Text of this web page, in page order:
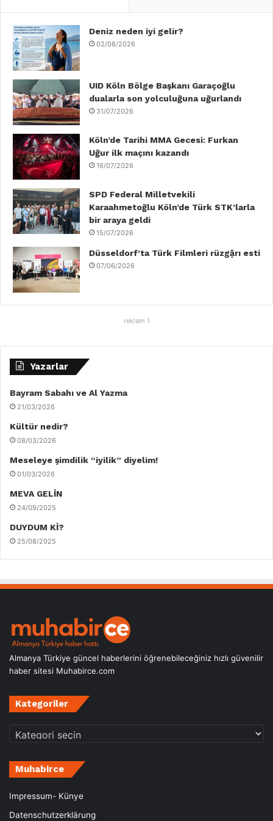
b
o
o
k
t
r
e
I
n
u
e
r
Deniz neden iyi gelir?
02/08/2026
UID Köln Bölge Başkanı Garaçoğlu
dualarla son yolculuğuna uğurlandı
31/07/2026
Köln’de Tarihi MMA Gecesi: Furkan
Uğur ilk maçını kazandı
16/07/2026
SPD Federal Milletvekili
Karaahmetoğlu Köln’de Türk STK’larla
bir araya geldi
15/07/2026
Düsseldorf’ta Türk Filmleri rüzgậrı esti
07/06/2026
reklam 1
Yazarlar
Bayram Sabahı ve Al Yazma
21/03/2026
Kültür nedir?
08/03/2026
Meseleye şimdilik “iyilik” diyelim!
01/03/2026
MEVA GELİN
24/09/2025
DUYDUM Kİ?
25/08/2025
Almanya Türkiye güncel haberlerini öğrenebileceğiniz hızlı güvenilir
haber sitesi Muhabirce.com
Kategoriler
Kategoriler
Muhabirce
Impressum- Künye
Datenschutzerklärung